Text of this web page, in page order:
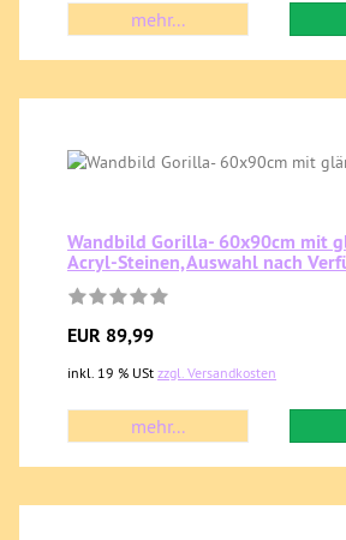
mehr...
Wandbild Gorilla- 60x90cm mit
Acryl-Steinen,Auswahl nach
EUR 89,99
inkl. 19 % USt zzgl. Versandkosten
mehr...